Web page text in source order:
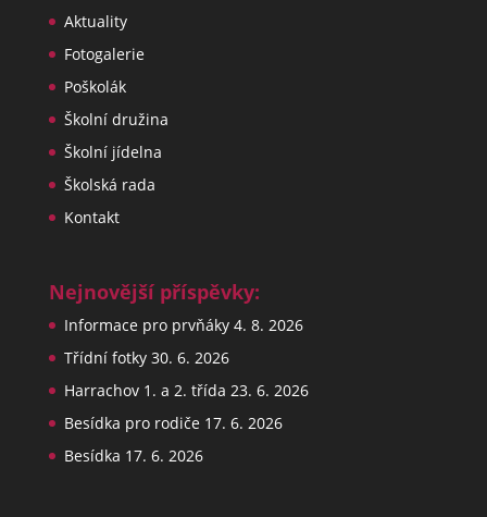
Aktuality
Fotogalerie
Poškolák
Školní družina
Školní jídelna
Školská rada
Kontakt
Nejnovější příspěvky:
Informace pro prvňáky 4. 8. 2026
Třídní fotky 30. 6. 2026
Harrachov 1. a 2. třída 23. 6. 2026
Besídka pro rodiče 17. 6. 2026
Besídka 17. 6. 2026